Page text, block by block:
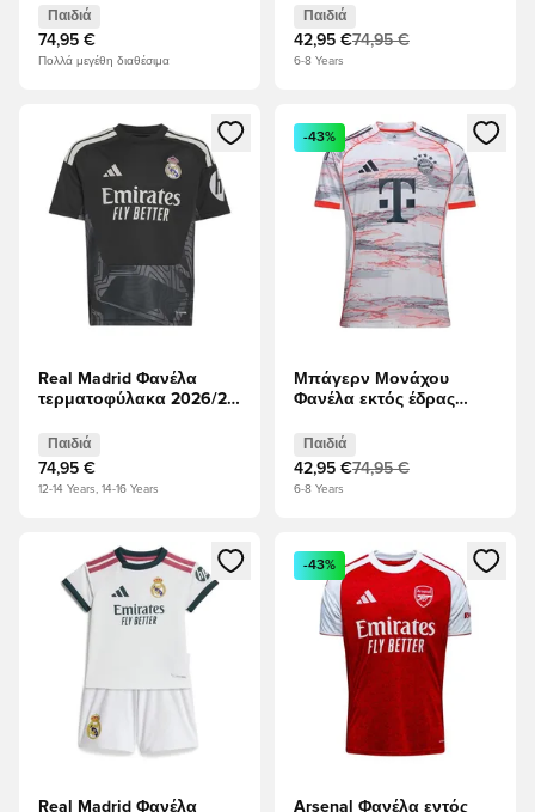
Παιδιά
74,95 €
Πολλά μεγέθη διαθέσιμα
Παιδιά
42,95 €74,95 €
6-8 Years
Ανοίγει ένα Modal για να συνδεθείτε ή να εγγραφείτε ως
Real Madrid Φανέλα
τερματοφύλακα 2026/27
Παιδιά
74,95 €
12-14 Years, 14-16 Years
Ανοίγει ένα Modal για να
-43%
Μπάγερν Μονάχου
Φανέλα εκτός έδρας
Παιδιά
42,95 €74,95 €
6-8 Years
Ανοίγει ένα Modal για να συνδεθείτε ή να εγγραφείτε ως
Real Madrid Φανέλα
Ανοίγει ένα Modal για να
-43%
Arsenal Φανέλα εντός